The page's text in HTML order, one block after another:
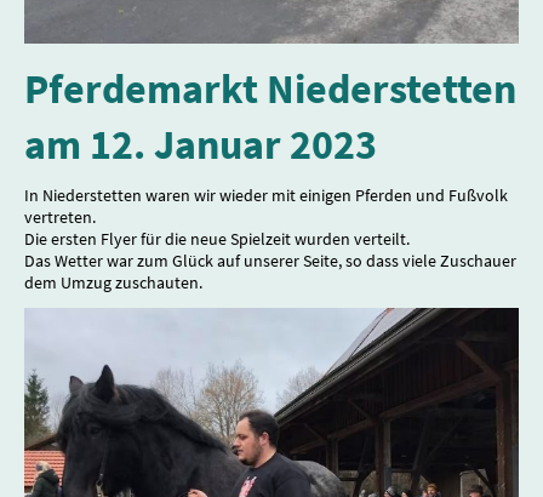
Pferdemarkt Niederstetten
am 12. Januar 2023
In Niederstetten waren wir wieder mit einigen Pferden und Fußvolk
vertreten.
Die ersten Flyer für die neue Spielzeit wurden verteilt.
Das Wetter war zum Glück auf unserer Seite, so dass viele Zuschauer
dem Umzug zuschauten.